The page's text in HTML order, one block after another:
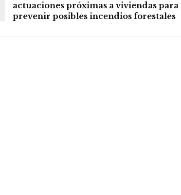
actuaciones próximas a viviendas para
prevenir posibles incendios forestales